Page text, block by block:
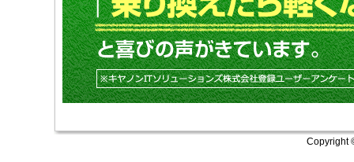
Copyright